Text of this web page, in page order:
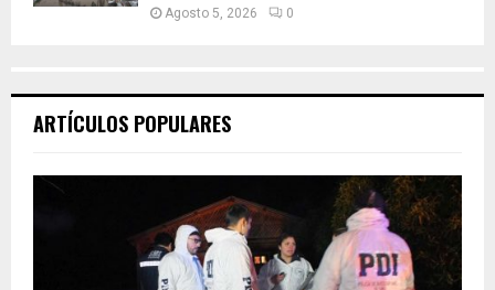
Agosto 5, 2026 0
ARTÍCULOS POPULARES